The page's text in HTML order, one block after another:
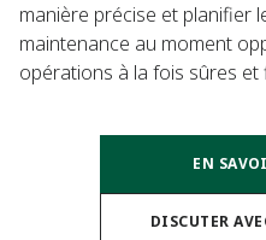
manière précise et planifier
maintenance au moment
opérations à la fois sûres et
EN
DISCUTER